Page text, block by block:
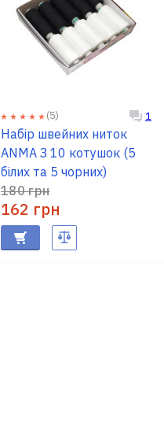
(5) 1
Набір швейних ниток
ANMA З 10 котушок (5
білих та 5 чорних)
180 грн
162 грн